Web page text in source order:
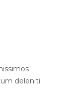
deleniti